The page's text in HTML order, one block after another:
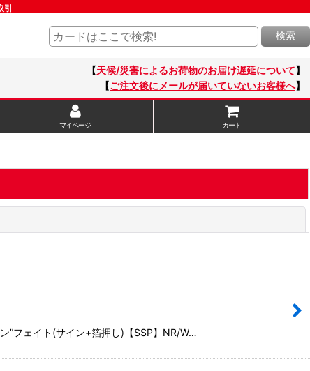
検索
【天候/災害によるお荷物のお届け遅延について】
【ご注文後にメールが届いていないお客様へ】
マイページ カート
”フェイト(サイン+箔押し)【SSP】NR/W…